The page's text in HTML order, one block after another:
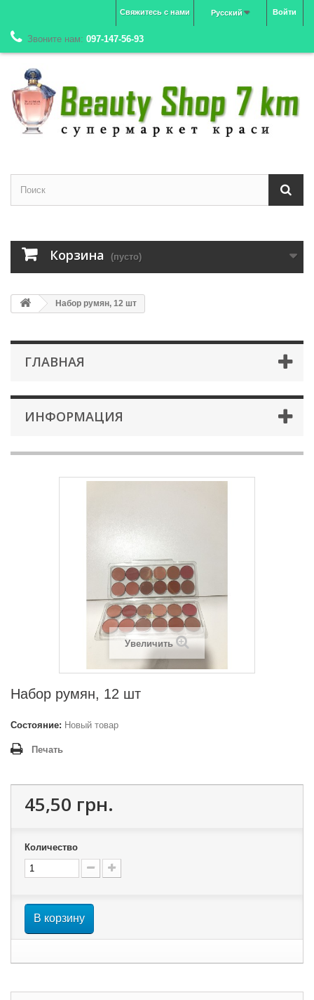
Войти
Русский
Свяжитесь с нами
Звоните нам: 097-147-56-93
Корзина (пусто)
Набор румян, 12 шт
ГЛАВНАЯ
ИНФОРМАЦИЯ
Увеличить
Набор румян, 12 шт
Состояние: Новый товар
Печать
45,50 грн.
Количество
В корзину